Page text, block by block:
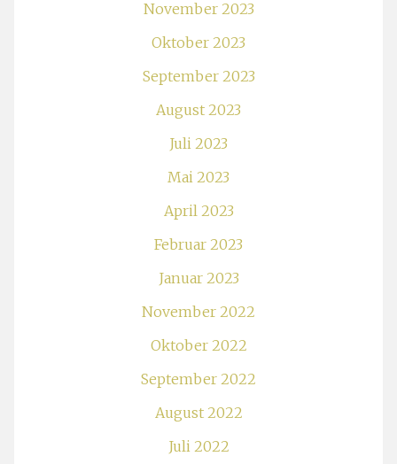
November 2023
Oktober 2023
September 2023
August 2023
Juli 2023
Mai 2023
April 2023
Februar 2023
Januar 2023
November 2022
Oktober 2022
September 2022
August 2022
Juli 2022